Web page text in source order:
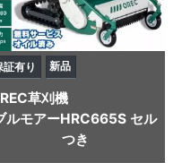
証有り 新品
草刈機
ルモアーHRC665S セル
つき